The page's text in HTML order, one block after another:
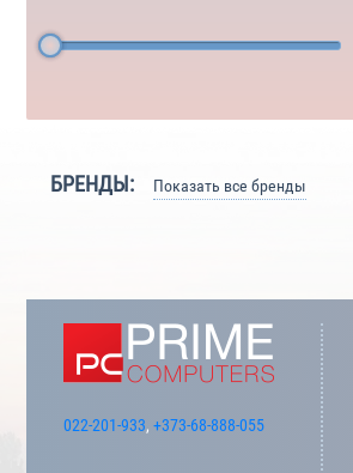
БРЕНДЫ: Показать все бренды
022-201-933, +373-68-888-055